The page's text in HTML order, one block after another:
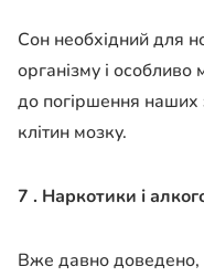
Сон необхідний для
організму і
до погіршення наших
клітин мозку.
7 . Наркотики і
Вже давно доведено,